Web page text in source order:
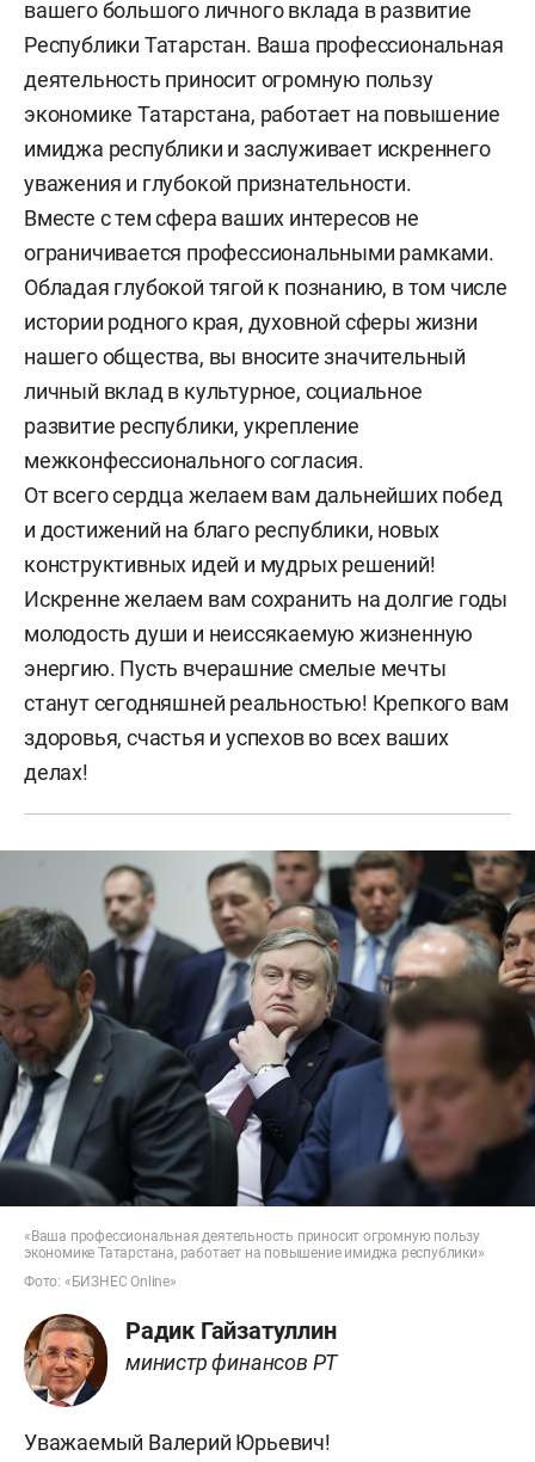
вашего большого личного вклада в развитие
Республики Татарстан. Ваша профессиональная
деятельность приносит огромную пользу
экономике Татарстана, работает на повышение
имиджа республики и заслуживает искреннего
уважения и глубокой признательности.
Вместе с тем сфера ваших интересов не
ограничивается профессиональными рамками.
Обладая глубокой тягой к познанию, в том числе
истории родного края, духовной сферы жизни
нашего общества, вы вносите значительный
личный вклад в культурное, социальное
развитие республики, укрепление
межконфессионального согласия.
От всего сердца желаем вам дальнейших побед
и достижений на благо республики, новых
конструктивных идей и мудрых решений!
Искренне желаем вам сохранить на долгие годы
молодость души и неиссякаемую жизненную
энергию. Пусть вчерашние смелые мечты
станут сегодняшней реальностью! Крепкого вам
здоровья, счастья и успехов во всех ваших
делах!
«Ваша профессиональная деятельность приносит огромную пользу
экономике Татарстана, работает на повышение имиджа республики»
Фото: «БИЗНЕС Online»
Радик Гайзатуллин
министр финансов РТ
Уважаемый Валерий Юрьевич!